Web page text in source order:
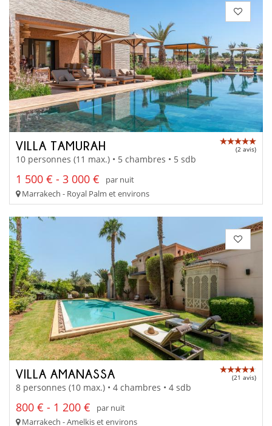
VILLA TAMURAH (2 avis)
10 personnes (11 max.) • 5 chambres • 5 sdb
1 500 € - 3 000 €
par nuit
Marrakech - Royal Palm et environs
VILLA AMANASSA (21 avis)
8 personnes (10 max.) • 4 chambres • 4 sdb
800 € - 1 200 €
par nuit
Marrakech - Amelkis et environs